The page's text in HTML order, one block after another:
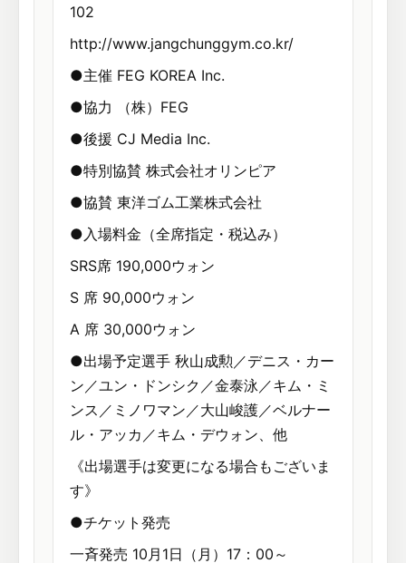
102
http://www.jangchunggym.co.kr/
●主催 FEG KOREA Inc.
●協力 （株）FEG
●後援 CJ Media Inc.
●特別協賛 株式会社オリンピア
●協賛 東洋ゴム工業株式会社
●入場料金（全席指定・税込み）
SRS席 190,000ウォン
S 席 90,000ウォン
A 席 30,000ウォン
●出場予定選手 秋山成勲／デニス・カー
ン／ユン・ドンシク／金泰泳／キム・ミ
ンス／ミノワマン／大山峻護／ベルナー
ル・アッカ／キム・デウォン、他
《出場選手は変更になる場合もございま
す》
●チケット発売
一斉発売 10月1日（月）17：00～